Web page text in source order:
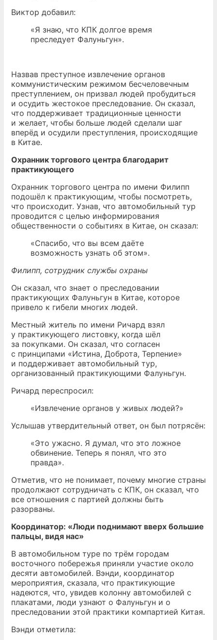
Виктор добавил:
«Я знаю, что КПК долгое время
преследует Фалуньгун».
Назвав преступное извлечение органов
коммунистическим режимом бесчеловечным
преступлением, он призвал людей пробудиться
и осудить жестокое преследование. Он сказал,
что поддерживает традиционные ценности
и желает, чтобы больше людей сделали шаг
вперёд и осудили преступления, происходящие
в Китае.
Охранник торгового центра благодарит
практикующего
Охранник торгового центра по имени Филипп
подошёл к практикующим, чтобы посмотреть,
что происходит. Узнав, что автомобильный тур
проводится с целью информирования
общественности о событиях в Китае, он сказал:
«Спасибо, что вы всем даёте
возможность узнать об этом».
Филипп, сотрудник службы охраны
Он сказал, что знает о преследовании
практикующих Фалуньгун в Китае, которое
привело к гибели многих людей.
Местный житель по имени Ричард взял
у практикующего листовку, когда шёл
за покупками. Он сказал, что согласен
с принципами «Истина, Доброта, Терпение»
и поддерживает автомобильный тур,
организованный практикующими Фалуньгун.
Ричард переспросил:
«Извлечение органов у живых людей?»
Услышав утвердительный ответ, он был потрясён:
«Это ужасно. Я думал, что это ложное
обвинение. Теперь я понял, что это
правда».
Отметив, что не понимает, почему многие страны
продолжают сотрудничать с КПК, он сказал, что
все отношения с партией должны быть
разорваны.
Координатор: «Люди поднимают вверх большие
пальцы, видя нас»
В автомобильном туре по трём городам
восточного побережья приняли участие около
десяти автомобилей. Вэнди, координатор
мероприятия, сказала, что практикующие
надеются, что, увидев колонну автомобилей с
плакатами, люди узнают о Фалуньгун и о
преследовании этой практики компартией Китая.
Вэнди отметила: